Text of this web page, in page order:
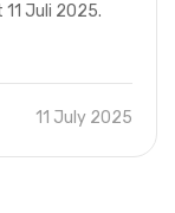
Juli 2025.
11 July 2025